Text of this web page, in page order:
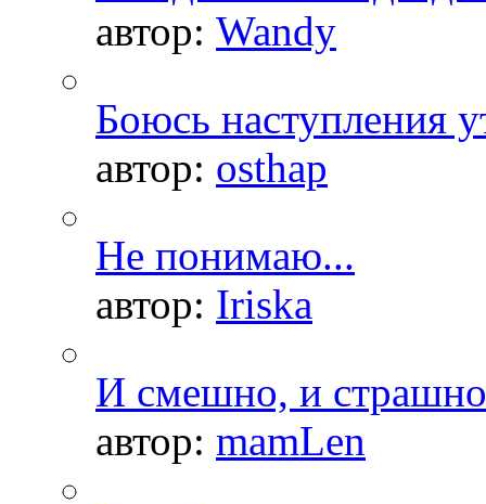
автор: Wandy
Боюсь наступления
автор: osthap
Не понимаю...
автор: Iriska
И смешно, и
автор: mamLen